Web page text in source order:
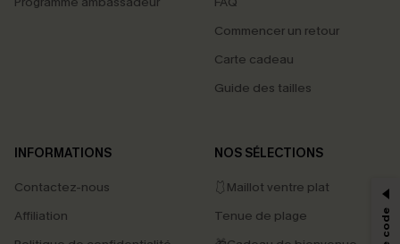
Commencer un retour
Carte cadeau
Guide des tailles
INFORMATIONS
Contactez-nous
Affiliation
NOS SÉLECTIONS
🩱Maillot ventre plat
Tenue de plage
PROFITEZ DE -15%
-15% dès 2 Achetés par E-mail